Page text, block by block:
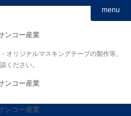
オリジナルマスキングテープの製作等、
ください。
menu